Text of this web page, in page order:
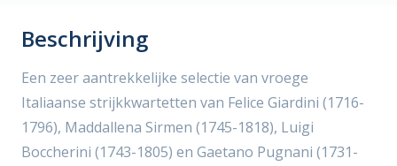
Beschrijving
Een zeer aantrekkelijke selectie van vroege
Italiaanse strijkkwartetten van Felice Giardini (1716-
1796), Maddallena Sirmen (1745-1818), Luigi
Boccherini (1743-1805) en Gaetano Pugnani (1731-